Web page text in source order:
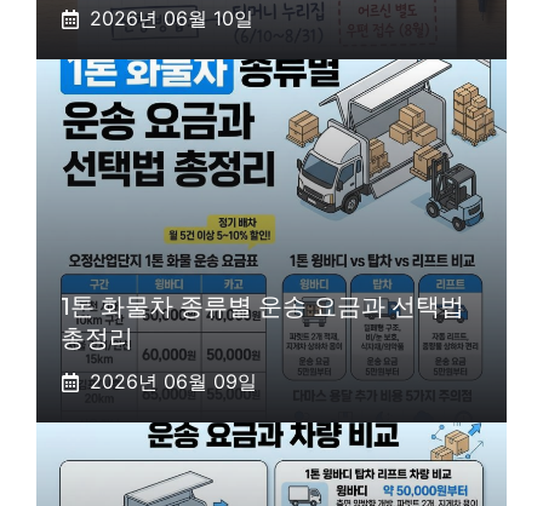
2026년 06월 10일
1톤 화물차 종류별 운송 요금과 선택법
총정리
2026년 06월 09일